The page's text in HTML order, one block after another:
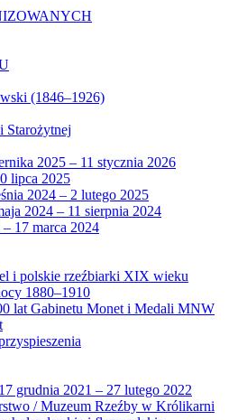
(1846–1926)
Starożytnej
2025 – 11 stycznia 2026
lipca 2025
2024 – 2 lutego 2025
2024 – 11 sierpnia 2024
17 marca 2024
i polskie rzeźbiarki XIX wieku
1880–1910
lat Gabinetu Monet i Medali MNW
grudnia 2021 – 27 lutego 2022
/ Muzeum Rzeźby w Królikarni